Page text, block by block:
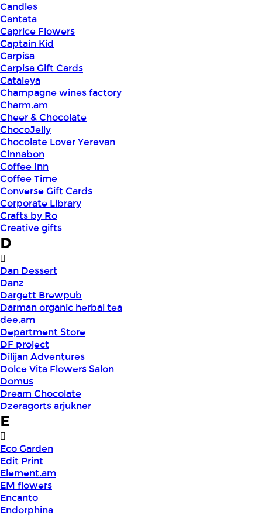
Candles
Cantata
Caprice Flowers
Captain Kid
Carpisa
Carpisa Gift Cards
Cataleya
Champagne wines factory
Charm.am
Cheer & Chocolate
ChocoJelly
Chocolate Lover Yerevan
Cinnabon
Coffee Inn
Coffee Time
Converse Gift Cards
Corporate Library
Crafts by Ro
Creative gifts
D
Dan Dessert
Danz
Dargett Brewpub
Darman organic herbal tea
dee.am
Department Store
DF project
Dilijan Adventures
Dolce Vita Flowers Salon
Domus
Dream Chocolate
Dzeragorts arjukner
E
Eco Garden
Edit Print
Element.am
EM flowers
Encanto
Endorphina